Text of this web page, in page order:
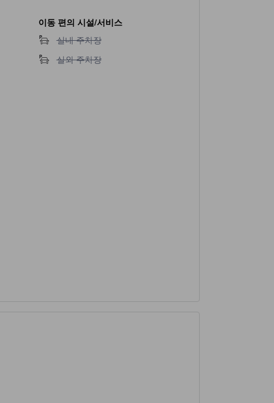
이동 편의 시설/서비스
실내 주차장 이용 불가
실내 주차장
실외 주차장 이용 불가
실외 주차장